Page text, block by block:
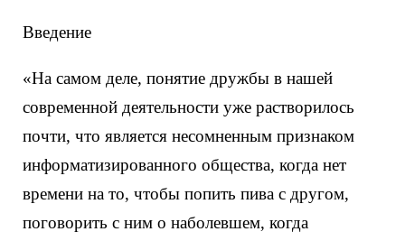
Введение
«На самом деле, понятие дружбы в нашей
современной деятельности уже растворилось
почти, что является несомненным признаком
информатизированного общества, когда нет
времени на то, чтобы попить пива с другом,
поговорить с ним о наболевшем, когда